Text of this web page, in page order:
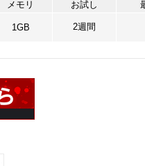
メモリ お試し
1GB 2週間